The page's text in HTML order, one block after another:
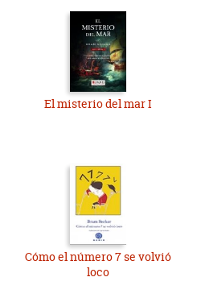
El misterio del mar I
Cómo el número 7 se volvió
loco